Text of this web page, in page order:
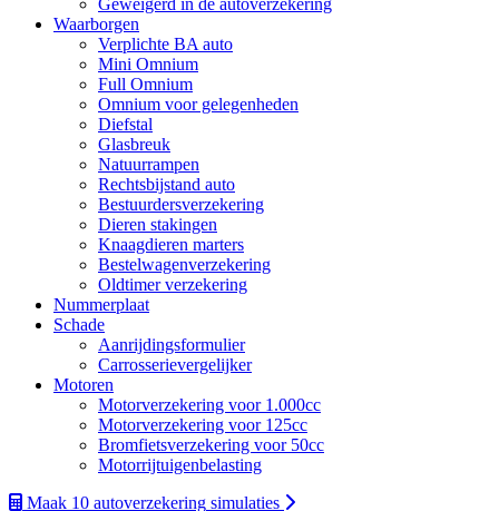
Geweigerd in de autoverzekering
Waarborgen
Verplichte BA auto
Mini Omnium
Full Omnium
Omnium voor gelegenheden
Diefstal
Glasbreuk
Natuurrampen
Rechtsbijstand auto
Bestuurdersverzekering
Dieren stakingen
Knaagdieren marters
Bestelwagenverzekering
Oldtimer verzekering
Nummerplaat
Schade
Aanrijdingsformulier
Carrosserievergelijker
Motoren
Motorverzekering voor 1.000cc
Motorverzekering voor 125cc
Bromfietsverzekering voor 50cc
Motorrijtuigenbelasting
Maak 10 autoverzekering simulaties